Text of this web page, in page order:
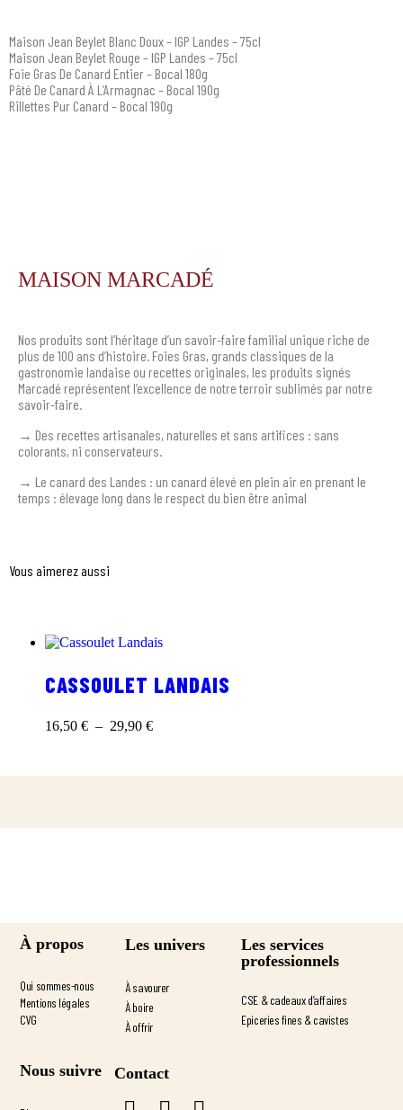
Maison Jean Beylet Blanc Doux – IGP Landes – 75cl
Maison Jean Beylet Rouge – IGP Landes – 75cl
Foie Gras De Canard Entier – Bocal 180g
Pâté De Canard À L’Armagnac – Bocal 190g
Rillettes Pur Canard – Bocal 190g
MAISON MARCADÉ
Nos produits sont l’héritage d’un savoir-faire familial unique riche de
plus de 100 ans d’histoire. Foies Gras, grands classiques de la
gastronomie landaise ou recettes originales, les produits signés
Marcadé représentent l’excellence de notre terroir sublimés par notre
savoir-faire.
→ Des recettes artisanales, naturelles et sans artifices : sans
colorants, ni conservateurs.
→ Le canard des Landes : un canard élevé en plein air en prenant le
temps : élevage long dans le respect du bien être animal
Vous aimerez aussi
CASSOULET LANDAIS
16,50 € – 29,90 €
À propos
Qui sommes-nous
Mentions légales
CVG
Les univers
À savourer
À boire
À offrir
Les services
professionnels
CSE & cadeaux d’affaires
Epiceries fines & cavistes
Nous suivre Contact